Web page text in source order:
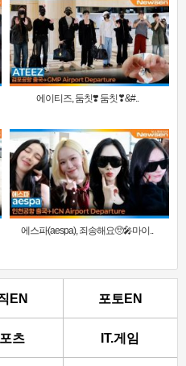
에이티즈, 둠칫❣️ 둠칫❣&#..
에스파(aespa), 죄송해요🥺🎤마이..
EN 포토EN
츠 IT.게임